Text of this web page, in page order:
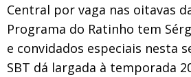
Central por vaga nas oitavas
Programa do Ratinho tem
e convidados especiais nesta
SBT dá largada à temporada